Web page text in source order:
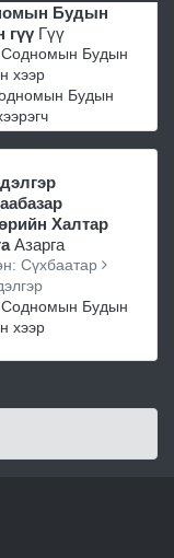
Будын
гүү Гүү
Содномын Будын
хээр
Будын
Халтар
Азарга
Төрсөн: Сүхбаатар
Содномын Будын
хээр